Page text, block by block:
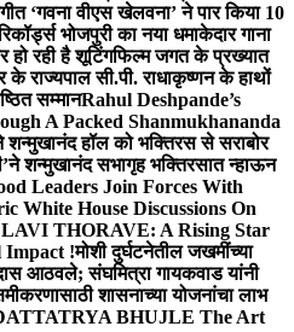
‘गवना वीएस खेलवना’ ने पार किया 10
भोजपुरी का नया धमाकेदार गाना
रही है शूटिंगफिल्म जगत के प्रख्यात
राज्यपाल सी.पी. राधाकृष्णन के हाथों
सम्मानRahul Deshpande’s
A Packed Shanmukhananda
शन्मुखानंद हॉल को भक्तिरस से सराबोर
शन्मुखानंद सभागृह भक्तिरसात न्हाऊन
Leaders Join Forces With
White House Discussions On
THORAVE: A Rising Star
Impact !मोशी दुर्घटनेतील जखमींच्या
आठवले; संघमित्रा गायकवाड यांनी
शासनाच्या योजनांचा लाभ
BHUJLE The Art